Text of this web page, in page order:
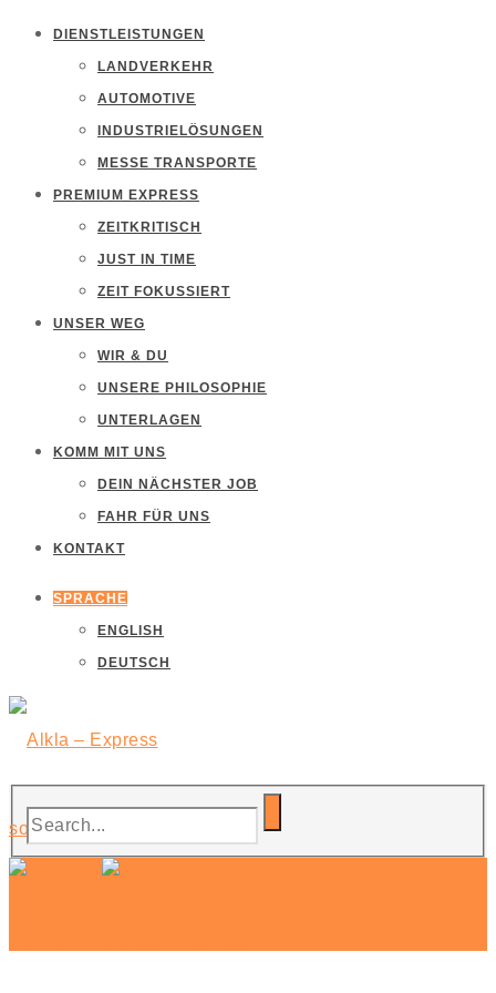
DIENSTLEISTUNGEN
LANDVERKEHR
AUTOMOTIVE
INDUSTRIELÖSUNGEN
MESSE TRANSPORTE
PREMIUM EXPRESS
ZEITKRITISCH
JUST IN TIME
ZEIT FOKUSSIERT
UNSER WEG
WIR & DU
UNSERE PHILOSOPHIE
UNTERLAGEN
KOMM MIT UNS
DEIN NÄCHSTER JOB
FAHR FÜR UNS
KONTAKT
SPRACHE
ENGLISH
DEUTSCH